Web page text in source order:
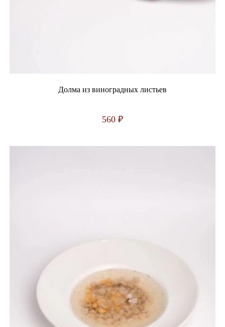
Долма из виноградных листьев
560 ₽